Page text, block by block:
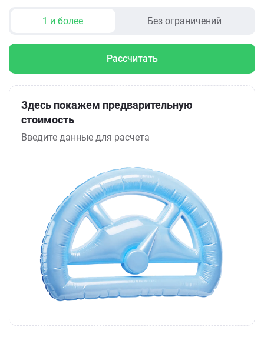
1 и более Без ограничений
Рассчитать
Здесь покажем предварительную
стоимость
Введите данные для расчета